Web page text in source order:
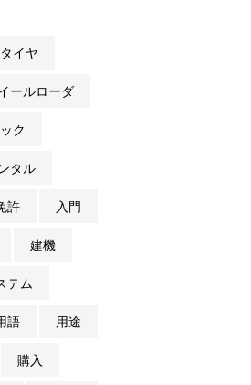
タイヤ
ールローダ
ク
タル
許 入門
建機
テム
語 用途
購入